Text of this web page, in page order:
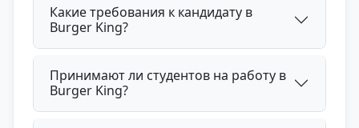
Какие требования к кандидату в
Burger King?
Принимают ли студентов на работу в
Burger King?